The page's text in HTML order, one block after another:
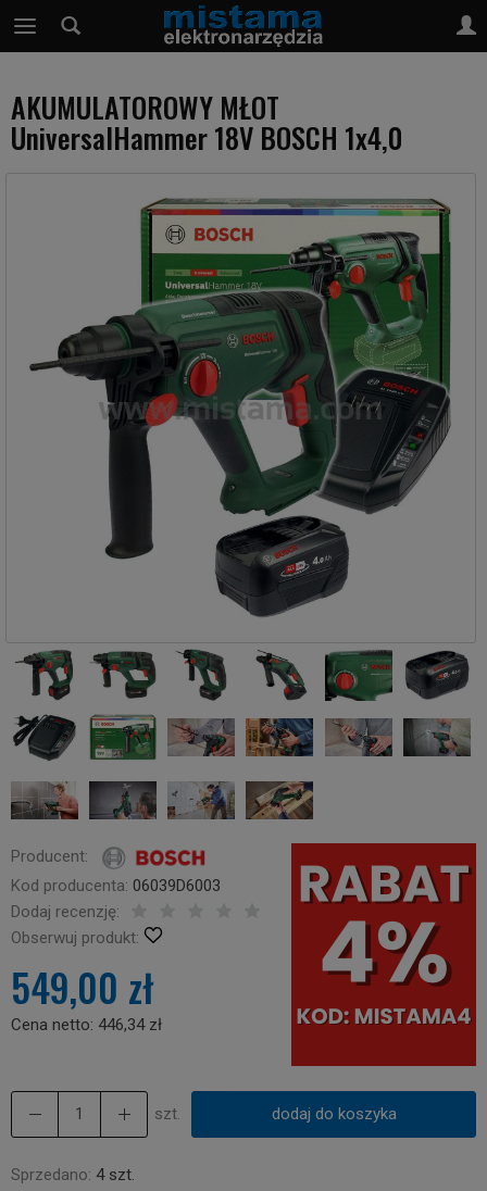
AKUMULATOROWY MŁOT
UniversalHammer 18V BOSCH 1x4,0
Producent:
Kod producenta: 06039D6003
Dodaj recenzję:
Obserwuj produkt:
549,00 zł
Cena netto: 446,34 zł
szt. dodaj do koszyka
Sprzedano: 4 szt.